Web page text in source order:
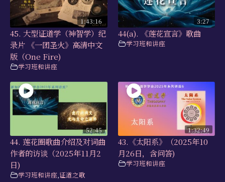
1:43:16
45. 大型证道学（神智学）纪
录片 《一团圣火》高清中文
版（One Fire)
学习班和讲座
3:27
44(a). 《莲花宣言》歌曲
学习班和讲座
52:45
44. 莲花圈歌曲介绍及对词曲
作者的访谈（2025年11月2
日)
学习班和讲座,证道之歌
1:32:49
43.《太阳系》（2025年10
月26日，含问答)
学习班和讲座